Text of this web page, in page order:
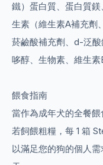
鐵）蛋白質、蛋白質
生素（維生素A補充劑
菸鹼酸補充劑、d-泛
哆醇、生物素、維生素
餵食指南
當作為成年犬的全餐餵
若飼餵粗糧，每 1 箱
以滿足您的狗的個人需